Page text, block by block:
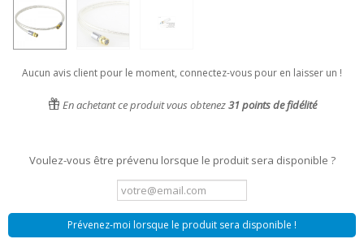
Aucun avis client pour le moment, connectez-vous pour en laisser un !
En achetant ce produit vous obtenez31 points de fidélité
Voulez-vous être prévenu lorsque le produit sera disponible ?
Prévenez-moi lorsque le produit sera disponible !